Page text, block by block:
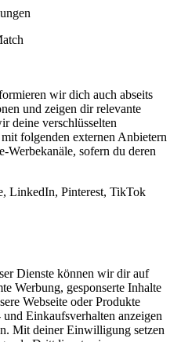
wir dich auch abseits
und zeigen dir relevante
deine verschlüsselten
folgenden externen Anbietern
Werbekanäle, sofern du deren
LinkedIn, Pinterest, TikTok
Dienste können wir dir auf
Werbung, gesponserte Inhalte
Webseite oder Produkte
Einkaufsverhalten anzeigen
Mit deiner Einwilligung setzen